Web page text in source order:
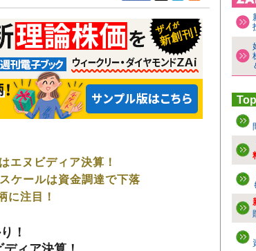
エヌビディア決算！
ケールは資金調達で下落
に注目！
！